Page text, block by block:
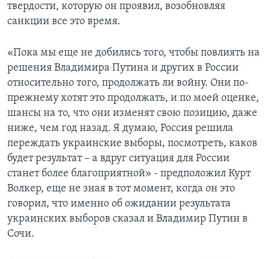
твердости, которую он проявил, возобновляя
санкции все это время.
«Пока мы еще не добились того, чтобы повлиять на
решения Владимира Путина и других в России
относительно того, продолжать ли войну. Они по-
прежнему хотят это продолжать, и по моей оценке,
шансы на то, что они изменят свою позицию, даже
ниже, чем год назад. Я думаю, Россия решила
переждать украинские выборы, посмотреть, каков
будет результат – а вдруг ситуация для России
станет более благоприятной» - предположил Курт
Волкер, еще не зная в тот момент, когда он это
говорил, что именно об ожидании результата
украинских выборов сказал и Владимир Путин в
Сочи.